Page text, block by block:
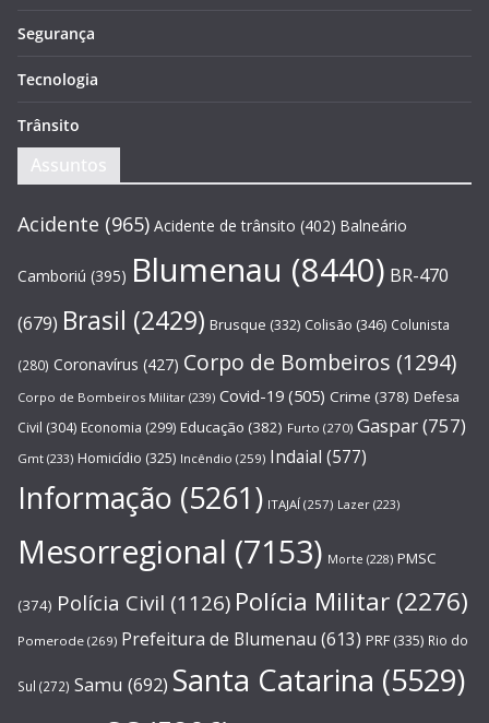
Segurança
Tecnologia
Trânsito
Assuntos
Acidente (965) Acidente de trânsito (402) Balneário
Camboriú (395) Blumenau (8440) BR-470
(679) Brasil (2429) Brusque (332) Colisão (346) Colunista
(280) Coronavírus (427) Corpo de Bombeiros (1294)
Corpo de Bombeiros Militar (239) Covid-19 (505) Crime (378) Defesa
Civil (304) Economia (299) Educação (382) Furto (270) Gaspar(757)
Gmt (233) Homicídio (325) Incêndio (259) Indaial (577)
Informação (5261) ITAJAÍ (257) Lazer (223)
Mesorregional (7153) Morte (228) PMSC
(374) Polícia Civil (1126) Polícia Militar (2276)
Pomerode (269) Prefeitura de Blumenau (613) PRF (335) Rio do
Sul (272) Samu (692) Santa Catarina (5529)